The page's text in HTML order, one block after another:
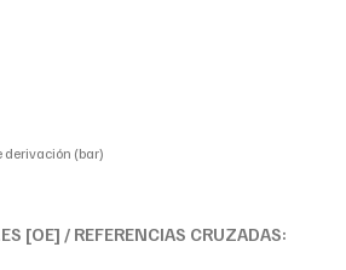
derivación (bar)
[OE] / REFERENCIAS CRUZADAS: